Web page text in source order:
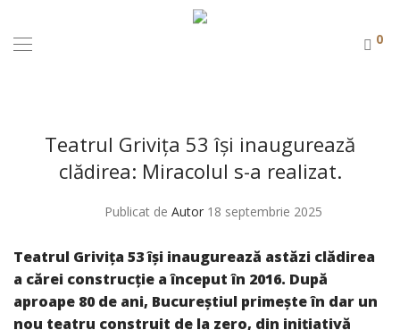
0
Teatrul Grivița 53 își inaugurează
clădirea: Miracolul s-a realizat.
Publicat de Autor 18 septembrie 2025
Teatrul Grivița 53 își inaugurează astăzi clădirea
a cărei construcție a început în 2016. După
aproape 80 de ani, Bucureștiul primește în dar un
nou teatru construit de la zero, din inițiativă